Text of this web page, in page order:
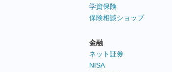
学資保険
保険相談ショップ
金融
ネット証券
NISA